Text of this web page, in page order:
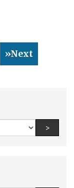
»Next
All
authors:
>Find